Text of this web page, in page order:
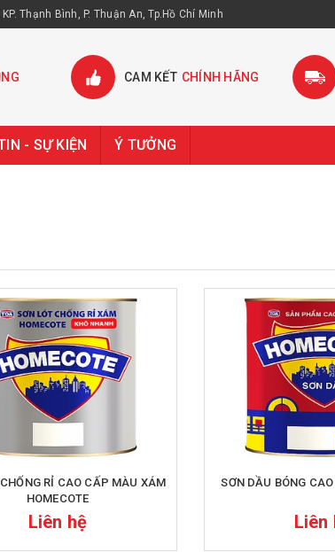
Thạnh Bình, P. Thuận An, Tp.Hồ Chí Minh
CAM KẾT CHÍNH HÃNG
- SỰ KIỆN Ý TƯỞNG
RỈ CAO CẤP MÀU XÁM
HOMECOTE
Liên hệ
SƠN DẦU BÓNG
Liên